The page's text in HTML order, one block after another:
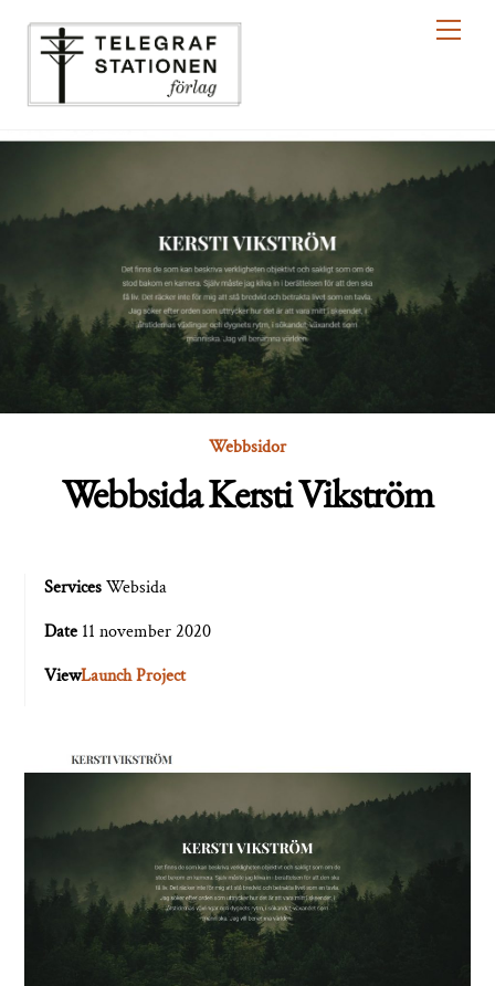
Webbsidor
Webbsida Kersti Vikström
ServicesWebsida
Date11 november 2020
ViewLaunch Project